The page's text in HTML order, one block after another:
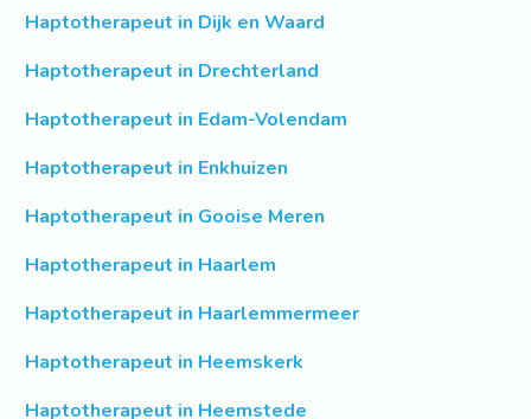
Haptotherapeut in Dijk en Waard
Haptotherapeut in Drechterland
Haptotherapeut in Edam-Volendam
Haptotherapeut in Enkhuizen
Haptotherapeut in Gooise Meren
Haptotherapeut in Haarlem
Haptotherapeut in Haarlemmermeer
Haptotherapeut in Heemskerk
Haptotherapeut in Heemstede